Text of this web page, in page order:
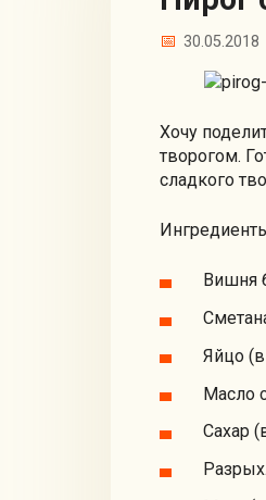
30.05.2018
Хочу
творогом.
сладкого
Вишня
Яйцо
Масло
Сахар